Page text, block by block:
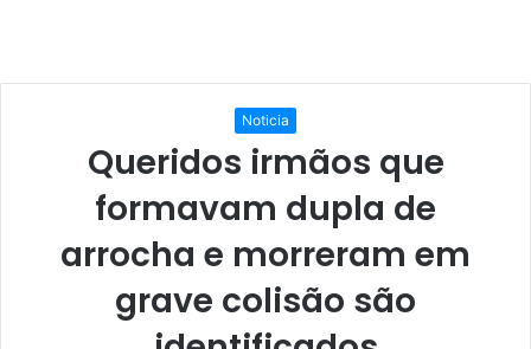
Noticia
Queridos irmãos que
formavam dupla de
arrocha e morreram em
grave colisão são